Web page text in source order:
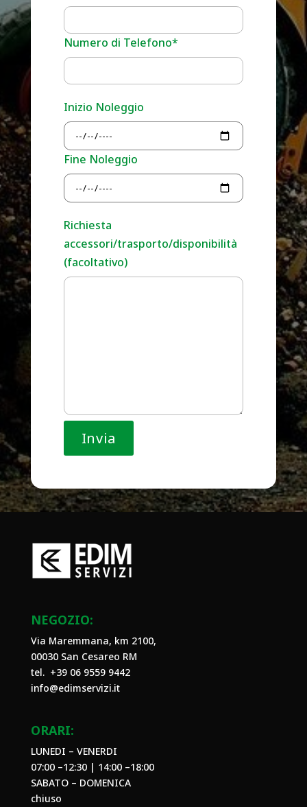
Numero di Telefono*
Inizio Noleggio
Fine Noleggio
Richiesta
accessori/trasporto/disponibilità
(facoltativo)
NEGOZIO:
Via Maremmana, km 2100,
00030 San Cesareo RM
tel. +39 06 9559 9442
info@edimservizi.it
ORARI:
LUNEDI – VENERDI
07:00 –12:30 | 14:00 –18:00
SABATO – DOMENICA
chiuso